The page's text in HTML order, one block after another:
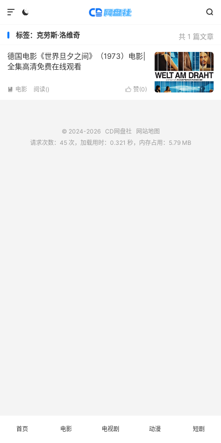
 

共 1 篇文章
标签：克劳斯·洛维奇
德国电影《世界旦夕之间》（1973）电影|
全集高清免费在线观看
 赞(0)
 电影 阅读()
© 2024-2026 CD网盘社
网站地图
请求次数：45 次，加载用时：0.321 秒，内存占用：5.79 MB
首页 电影 电视剧 动漫 短剧